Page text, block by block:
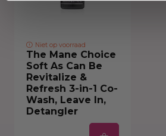
Niet op voorraad
The Mane Choice
Soft As Can Be
Revitalize &
Refresh 3-in-1 Co-
Wash, Leave In,
Detangler